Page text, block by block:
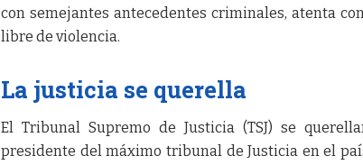
con semejantes antecedentes criminales, atenta
libre de violencia.
La justicia se querella
El Tribunal Supremo de Justicia (TSJ) se
presidente del máximo tribunal de Justicia en el